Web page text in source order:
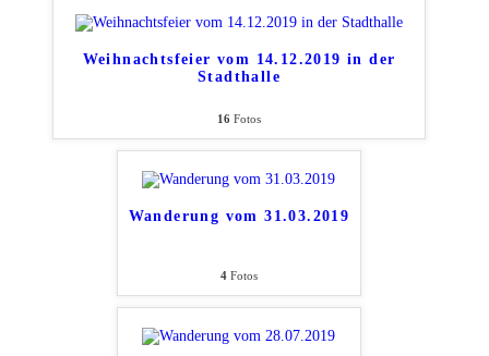
Weihnachtsfeier vom 14.12.2019 in der
Stadthalle
16 Fotos
Wanderung vom 31.03.2019
4Fotos